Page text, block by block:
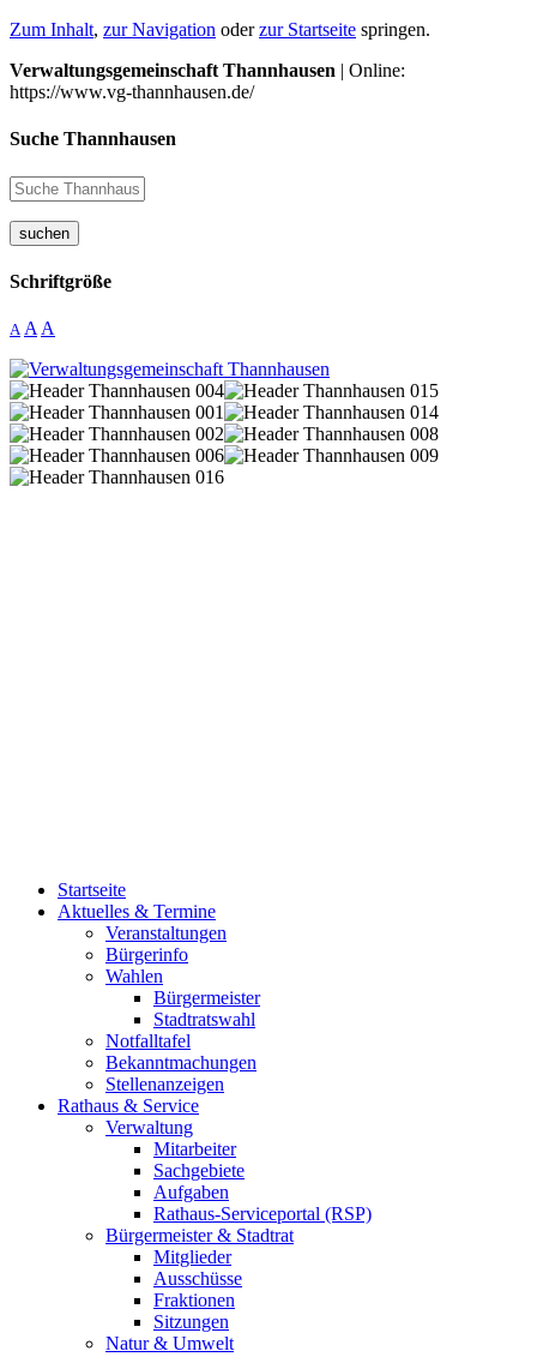
Zum Inhalt, zur Navigation oderzur Startseite springen.
Verwaltungsgemeinschaft Thannhausen | Online:
https://www.vg-thannhausen.de/
Suche Thannhausen
suchen
Schriftgröße
A A A
Startseite
Aktuelles & Termine
Veranstaltungen
Bürgerinfo
Wahlen
Bürgermeister
Stadtratswahl
Notfalltafel
Bekanntmachungen
Stellenanzeigen
Rathaus & Service
Verwaltung
Mitarbeiter
Sachgebiete
Aufgaben
Rathaus-Serviceportal (RSP)
Bürgermeister & Stadtrat
Mitglieder
Ausschüsse
Fraktionen
Sitzungen
Natur & Umwelt